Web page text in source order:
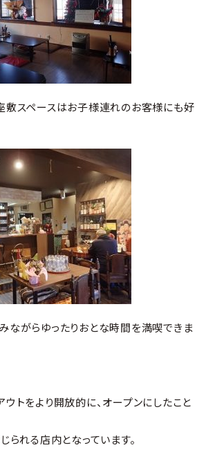
スペースはお子様連れのお客様にも好
がらゆったりおとな時間を満喫できま
トをより開放的に、オープンにしたこと
られる店内となっています。